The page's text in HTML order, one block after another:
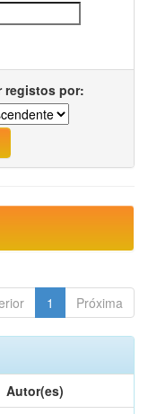
registos por:
1 Próxima
Autor(es)